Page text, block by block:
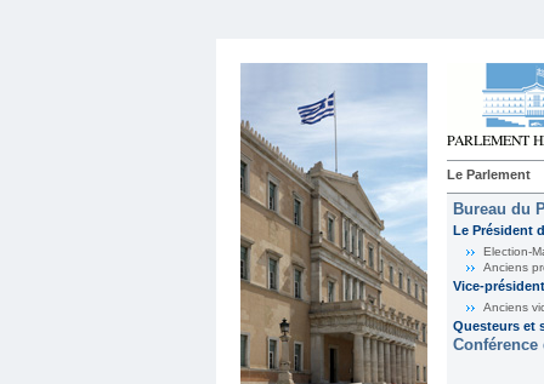
Le Parlement
Bureau du
Le Président
Election-
Anciens
Vice-
Anciens
Questeurs et